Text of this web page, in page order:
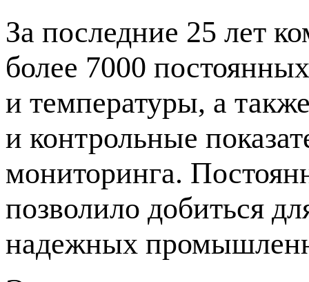
За последние 25 лет
более 7000
и температуры, а
и контрольные
мониторинга.
позволило добиться
надежных